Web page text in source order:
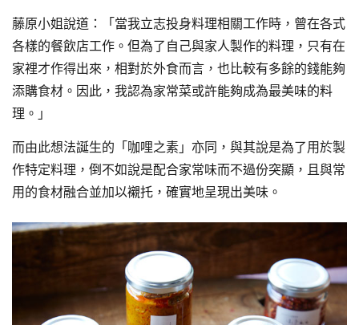
藤原小姐說道：「當我立志投身料理相關工作時，曾在各式
各樣的餐飲店工作。但為了自己與家人製作的料理，只有在
家裡才作得出來，相對於外食而言，也比較有多餘的錢能夠
添購食材。因此，我認為家常菜或許能夠成為最美味的料
理。」
而由此想法誕生的「咖哩之素」亦同，與其說是為了用於製
作特定料理，倒不如說是配合家常味而不過份突顯，且與常
用的食材融合並加以襯托，確實地呈現出美味。